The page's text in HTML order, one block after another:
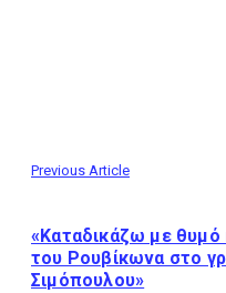
Previous Article
«Καταδικάζω με θυμό
του Ρουβίκωνα στο
Σιμόπουλου»